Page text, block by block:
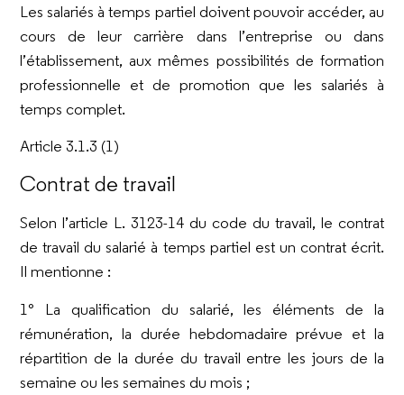
Les salariés à temps partiel doivent pouvoir accéder, au
cours de leur carrière dans l’entreprise ou dans
l’établissement, aux mêmes possibilités de formation
professionnelle et de promotion que les salariés à
temps complet.
Article 3.1.3 (1)
Contrat de travail
Selon l’article L. 3123-14 du code du travail, le contrat
de travail du salarié à temps partiel est un contrat écrit.
Il mentionne :
1° La qualification du salarié, les éléments de la
rémunération, la durée hebdomadaire prévue et la
répartition de la durée du travail entre les jours de la
semaine ou les semaines du mois ;